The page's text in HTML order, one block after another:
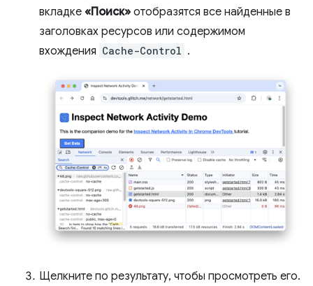
вкладке «Поиск» отобразятся все найденные в
заголовках ресурсов или содержимом
вхождения Cache-Control .
Щелкните по результату, чтобы просмотреть его.